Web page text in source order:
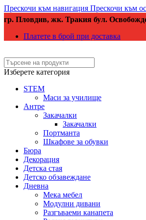
Прескочи към навигация Прескочи към
гр. Пловдив, жк. Тракия бул.
Платете в брой при доставка
Изберете категория
STEM
Маси за училище
Антре
Закачалки
Закачалки
Портманта
Шкафове за обувки
Бюра
Декорация
Детска стая
Детско обзавеждане
Дневна
Мека мебел
Модулни дивани
Разгъваеми канапета